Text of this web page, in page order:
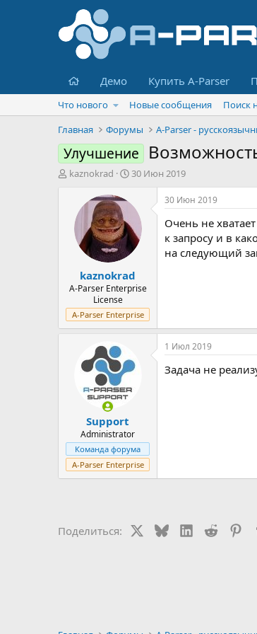
Главная
Демо Купить A-Parser
Что нового Новые сообщения
Поиск
Главная
Форумы A-Parser -
Улучшение
А
kaznokrad
Д
а
н
а
ч
л
а
30 Июн 2019
kaznokrad
A-Parser Enterprise
License
A-Parser Enterprise
30 Июн 2019
Очень не
к запросу и в
на следующий
Support
Administrator
Команда форума
A-Parser Enterprise
1 Июл 2019
Задача не
Поделиться: BlueskyLinkedIn
Reddit